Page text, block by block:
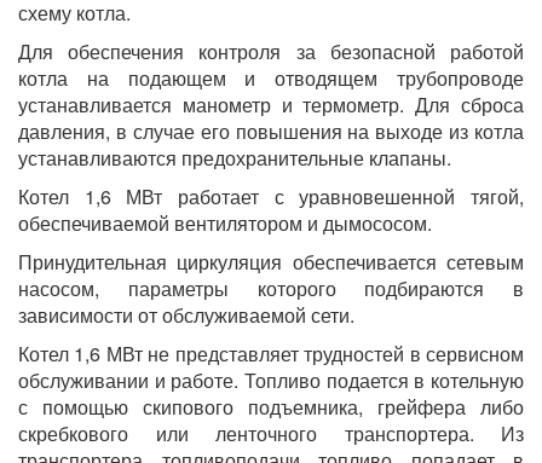
схему котла.
Для обеспечения контроля за безопасной работой
котла на подающем и отводящем трубопроводе
устанавливается манометр и термометр. Для сброса
давления, в случае его повышения на выходе из котла
устанавливаются предохранительные клапаны.
Котел 1,6 МВт работает с уравновешенной тягой,
обеспечиваемой вентилятором и дымососом.
Принудительная циркуляция обеспечивается сетевым
насосом, параметры которого подбираются в
зависимости от обслуживаемой сети.
Котел 1,6 МВт не представляет трудностей в сервисном
обслуживании и работе. Топливо подается в котельную
с помощью скипового подъемника, грейфера либо
скребкового или ленточного транспортера. Из